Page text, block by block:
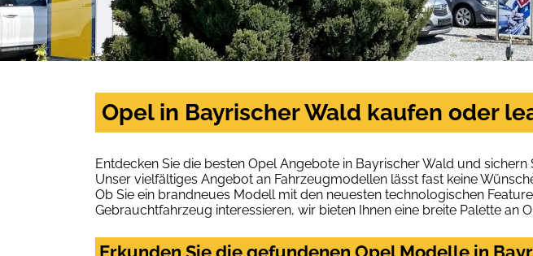
Opel in Bayrischer Wald kaufen oder
Entdecken Sie die besten Opel Angebote in Bayrischer Wald und sichern
Unser vielfältiges Angebot an Fahrzeugmodellen lässt fast keine
Ob Sie ein brandneues Modell mit den neuesten technologischen
Gebrauchtfahrzeug interessieren, wir bieten Ihnen eine breite Palette an
Erkunden Sie die gefundenen Opel Modelle in